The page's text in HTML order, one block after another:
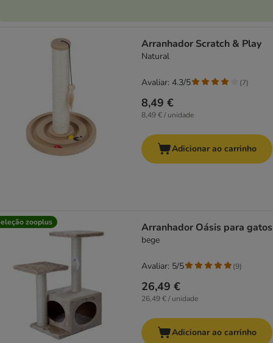
Arranhador Scratch & Play
Natural
8,49 €
8,49 € / unidade
Avaliar: 4.3/5 (7)
Adicionar ao carrinho
zooplus Arranhador Oásis para gatos
bege
26,49 €
26,49 € / unidade
Avaliar: 5/5 (9)
Adicionar ao carrinho